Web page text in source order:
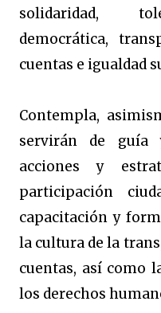
solidaridad,
democrática,
cuentas e igualdad
Contempla,
servirán de guía
acciones y
participación
capacitación y
la cultura de la
cuentas, así como
los derechos